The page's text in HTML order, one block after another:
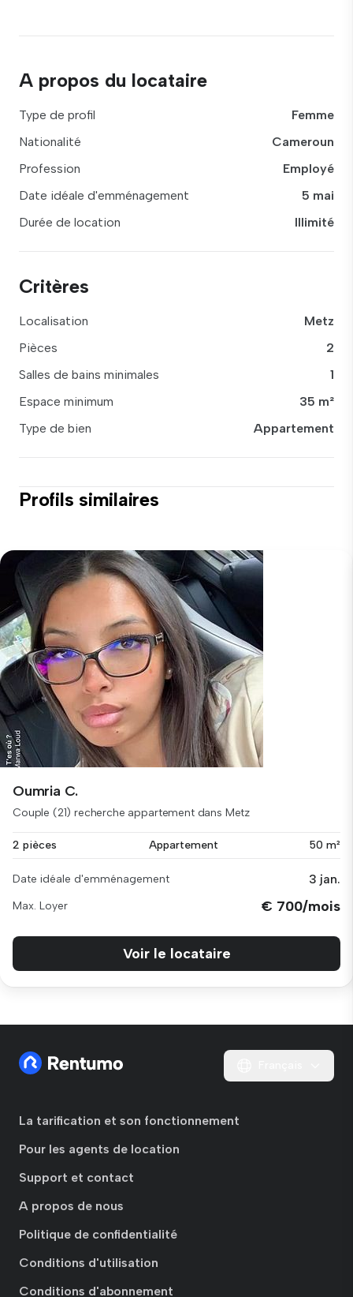
A propos du locataire
Type de profil
Femme
Nationalité
Cameroun
Profession
Employé
Date idéale d'emménagement
5 mai
Durée de location
Illimité
Critères
Localisation
Metz
Pièces
2
Salles de bains minimales
1
Espace minimum
35 m²
Type de bien
Appartement
Profils similaires
Oumria C.
Couple (21) recherche appartement dans Metz
2 pièces Appartement 50 m²
Date idéale d'emménagement 3 jan.
Max. Loyer € 700/mois
Voir le locataire
La tarification et son fonctionnement
Pour les agents de location
Support et contact
A propos de nous
Politique de confidentialité
Conditions d'utilisation
Conditions d'abonnement